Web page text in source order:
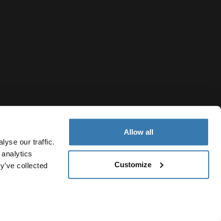
our traffic.
collected
Allow all
Customize
Evästekäytäntö Evästeasetukset Current market/